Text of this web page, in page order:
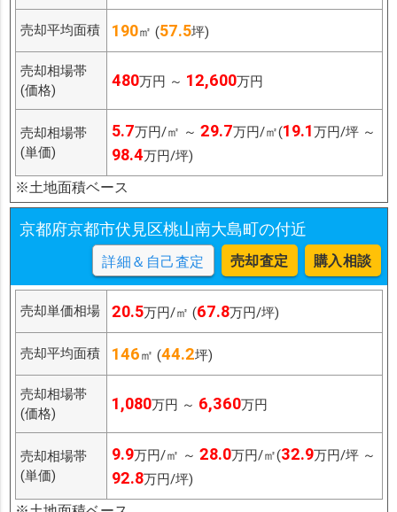
売却平均面積 190㎡ (57.5坪)
売却相場帯
(価格)
480万円 ～ 12,600万円
売却相場帯
(単価)
5.7万円/㎡ ～ 29.7万円/㎡(19.1万円/坪 ～
98.4万円/坪)
※土地面積ベース
京都府京都市伏見区桃山南大島町の付近
詳細＆自己査定 売却査定 購入相談
売却単価相場 20.5万円/㎡ (67.8万円/坪)
売却平均面積 146㎡ (44.2坪)
売却相場帯
(価格)
1,080万円 ～ 6,360万円
売却相場帯
(単価)
9.9万円/㎡ ～ 28.0万円/㎡(32.9万円/坪 ～
92.8万円/坪)